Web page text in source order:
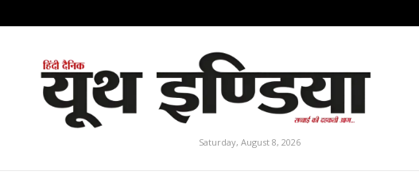
Saturday, August 8, 2026